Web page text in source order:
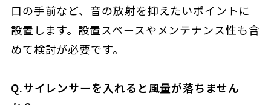
口の手前など、音の放射を抑えたいポイントに
設置します。設置スペースやメンテナンス性も含
めて検討が必要です。
Q.サイレンサーを入れると風量が落ちません